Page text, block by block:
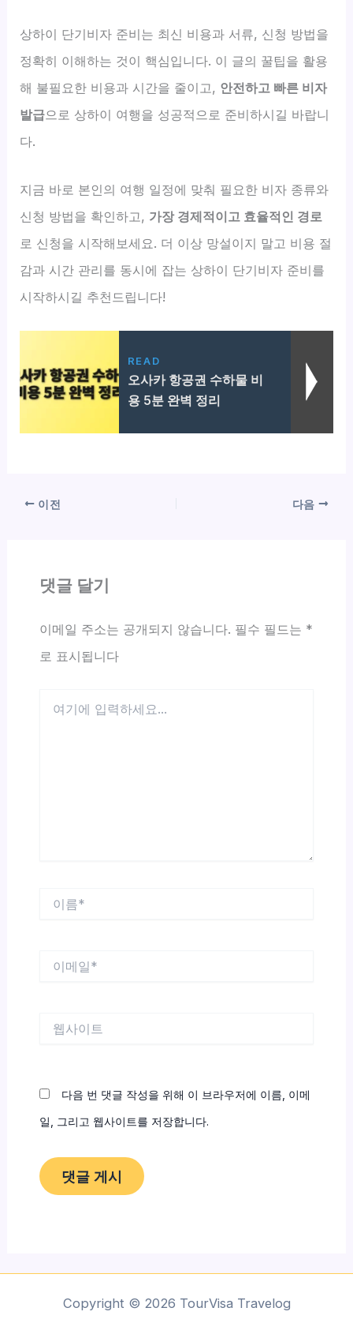
상하이 단기비자 준비는 최신 비용과 서류, 신청 방법을
정확히 이해하는 것이 핵심입니다. 이 글의 꿀팁을 활용
해 불필요한 비용과 시간을 줄이고, 안전하고 빠른 비자
발급으로 상하이 여행을 성공적으로 준비하시길 바랍니
다.
지금 바로 본인의 여행 일정에 맞춰 필요한 비자 종류와
신청 방법을 확인하고, 가장 경제적이고 효율적인 경로
로 신청을 시작해보세요. 더 이상 망설이지 말고 비용 절
감과 시간 관리를 동시에 잡는 상하이 단기비자 준비를
시작하시길 추천드립니다!
READ
오사카 항공권 수하물 비
용 5분 완벽 정리
이전 다음
댓글 달기
이메일 주소는 공개되지 않습니다. 필수 필드는 *
로 표시됩니다
다음 번 댓글 작성을 위해 이 브라우저에 이름, 이메
일, 그리고 웹사이트를 저장합니다.
Copyright © 2026 TourVisa Travelog